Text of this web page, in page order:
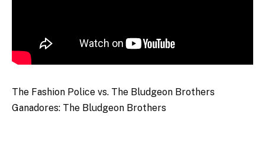
The Fashion Police vs. The Bludgeon Brothers
Ganadores: The Bludgeon Brothers